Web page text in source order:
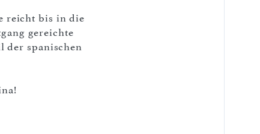
reicht bis in die
gereichte
der spanischen